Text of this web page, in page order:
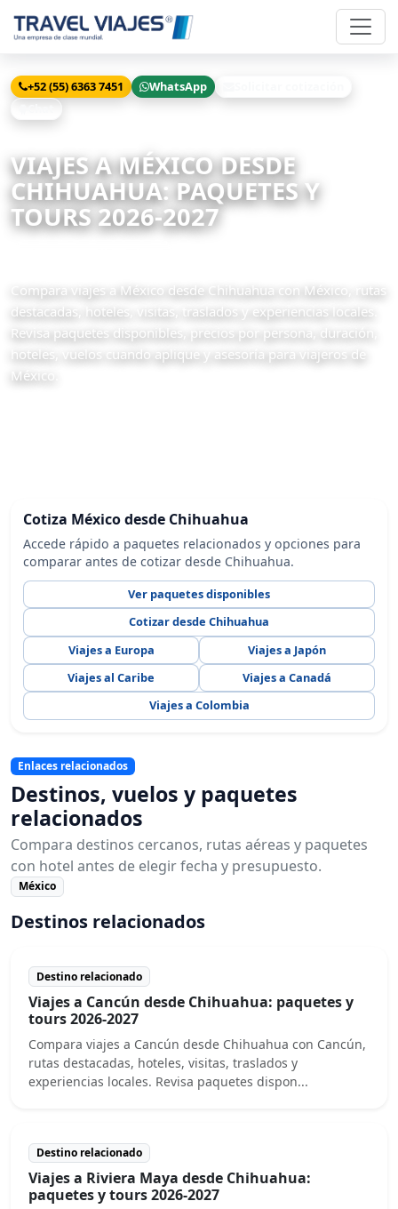
+52 (55) 6363 7451 WhatsApp
VIAJES A MÉXICO DESDE
CHIHUAHUA: PAQUETES Y
TOURS 2026-2027
Compara viajes a México desde Chihuahua con México, rutas
destacadas, hoteles, visitas, traslados y experiencias locales.
Revisa paquetes disponibles, precios por persona, duración,
hoteles, vuelos cuando aplique y asesoría para viajeros de
México.
Cotiza México desde Chihuahua
Accede rápido a paquetes relacionados y opciones para
comparar antes de cotizar desde Chihuahua.
Ver paquetes disponibles
Cotizar desde Chihuahua
Viajes a Europa
Viajes a Japón
Viajes al Caribe
Viajes a Canadá
Viajes a Colombia
Enlaces relacionados
Destinos, vuelos y paquetes
relacionados
Compara destinos cercanos, rutas aéreas y paquetes
con hotel antes de elegir fecha y presupuesto.
México
Destinos relacionados
Destino relacionado
Viajes a Cancún desde Chihuahua: paquetes y
tours 2026-2027
Compara viajes a Cancún desde Chihuahua con Cancún,
rutas destacadas, hoteles, visitas, traslados y
experiencias locales. Revisa paquetes dispon...
Destino relacionado
Viajes a Riviera Maya desde Chihuahua:
paquetes y tours 2026-2027